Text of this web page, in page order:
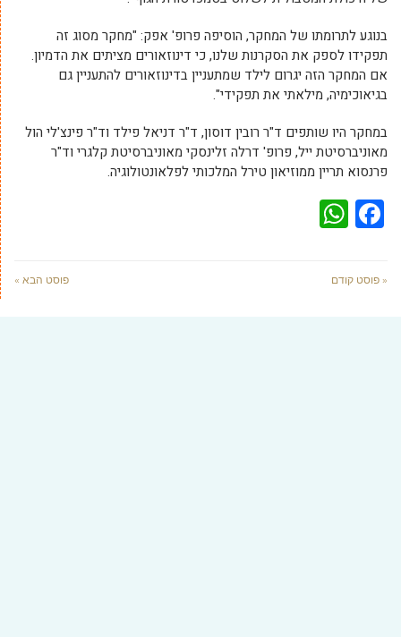
בנוגע לתרומתו של המחקר, הוסיפה פרופ' אפק: "מחקר מסוג זה
תפקידו לספק את הסקרנות שלנו, כי דינוזאורים מציתים את הדמיון.
אם המחקר הזה יגרום לילד שמתעניין בדינוזאורים להתעניין גם
בגיאוכימיה, מילאתי את תפקידי".
במחקר היו שותפים ד"ר רובין דוסון, ד"ר דניאל פילד וד"ר פינצ'לי הול
מאוניברסיטת ייל, פרופ' דרלה זלינסקי מאוניברסיטת קלגרי וד"ר
פרנסוא תריין ממוזיאון טירל המלכותי לפלאונטולוגיה.
Facebook
« פוסט קודם פוסט הבא »